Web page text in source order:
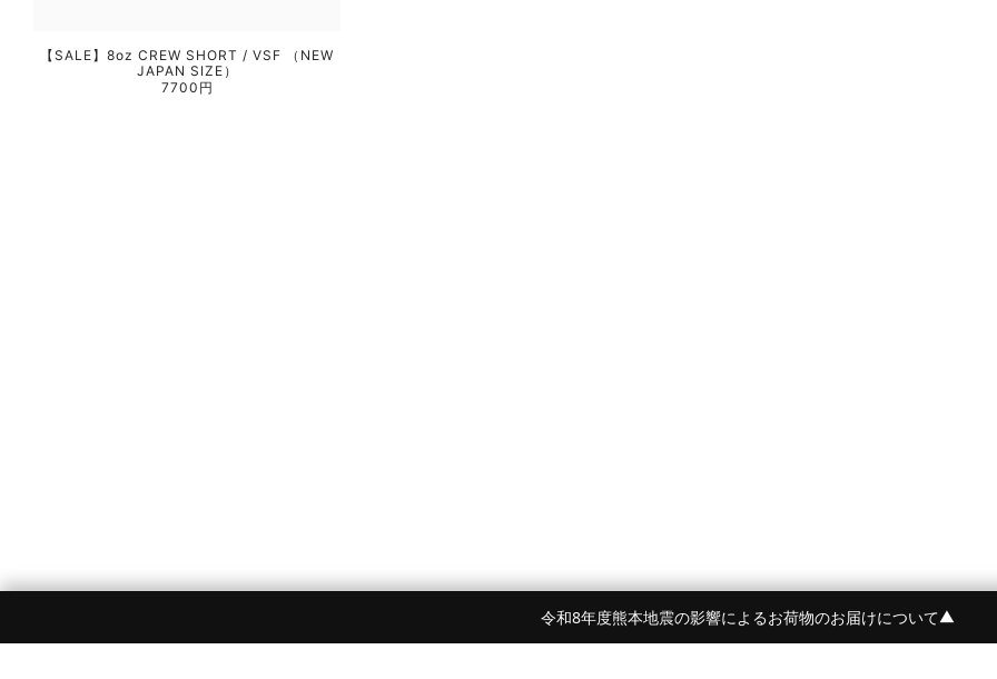
【SALE】8oz CREW SHORT / VSF （NEW
JAPAN SIZE）
7700円
令和8年度熊本地震の影響によるお荷物のお届けについて▼